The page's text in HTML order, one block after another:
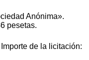
Anónima».
pesetas.
de la licitación: